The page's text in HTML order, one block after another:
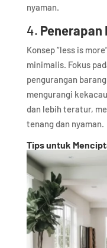
nyaman.
4. Penerapan
Konsep “less is
minimalis. Fokus
pengurangan
mengurangi
dan lebih teratur,
tenang dan nyaman.
Tips untuk